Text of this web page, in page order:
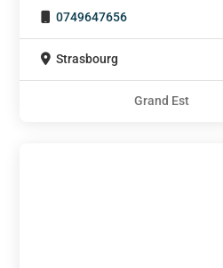
0749647656
Strasbourg
Grand Est